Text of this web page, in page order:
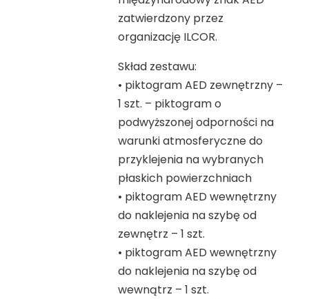
zatwierdzony przez
organizację ILCOR.
Skład zestawu:
• piktogram AED zewnętrzny –
1 szt. – piktogram o
podwyższonej odporności na
warunki atmosferyczne do
przyklejenia na wybranych
płaskich powierzchniach
• piktogram AED wewnętrzny
do naklejenia na szybę od
zewnętrz – 1 szt.
• piktogram AED wewnętrzny
do naklejenia na szybę od
wewnątrz – 1 szt.